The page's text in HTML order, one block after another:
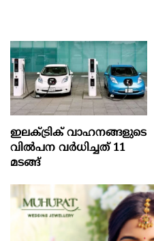
ഇലക്ട്രിക് വാഹനങ്ങളുടെ
വിൽപന വർധിച്ചത് 11
മടങ്ങ്